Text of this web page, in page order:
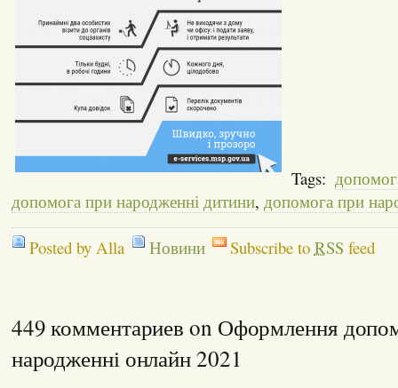
Tags:
допомога при народженні дитини, допомога при
Posted by Alla Новини Subscribe to RSSfeed
449 комментариев on Оформлення
народженні онлайн 2021